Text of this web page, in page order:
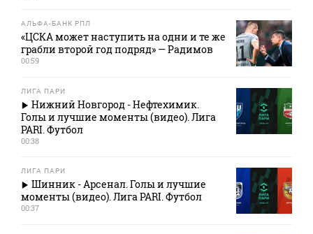
АЛЬФА-БАНК РПЛ
«ЦСКА может наступить на одни и те же
грабли второй год подряд» — Радимов
00:59
ЛИГА ПАРИ
Нижний Новгород - Нефтехимик.
Голы и лучшие моменты (видео). Лига
PARI. Футбол
00:38
ЛИГА ПАРИ
Шинник - Арсенал. Голы и лучшие
моменты (видео). Лига PARI. Футбол
00:37